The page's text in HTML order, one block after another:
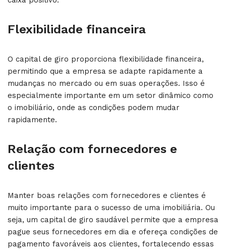
Flexibilidade financeira
O capital de giro proporciona flexibilidade financeira,
permitindo que a empresa se adapte rapidamente a
mudanças no mercado ou em suas operações. Isso é
especialmente importante em um setor dinâmico como
o imobiliário, onde as condições podem mudar
rapidamente.
Relação com fornecedores e
clientes
Manter boas relações com fornecedores e clientes é
muito importante para o sucesso de uma imobiliária. Ou
seja, um capital de giro saudável permite que a empresa
pague seus fornecedores em dia e ofereça condições de
pagamento favoráveis aos clientes, fortalecendo essas